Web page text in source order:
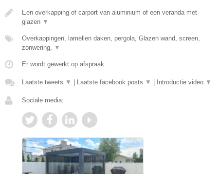
Een overkapping of carport van aluminium of een veranda met
glazen ▼
Overkappingen, lamellen daken, pergola, Glazen wand, screen,
zonwering, ▼
Er wordt gewerkt op afspraak.
Laatste tweets ▼ Laatste facebook posts ▼ Introductie video ▼
Sociale media: